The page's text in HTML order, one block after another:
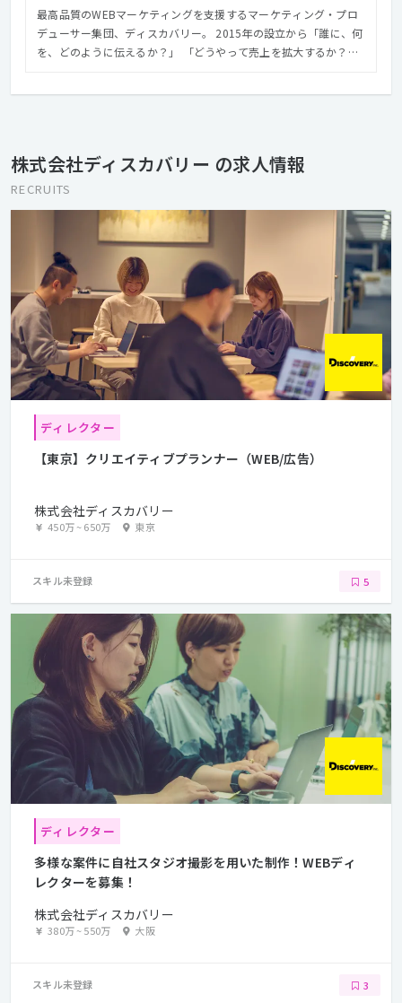
最高品質のWEBマーケティングを支援するマーケティング・プロ
デューサー集団、ディスカバリー。 2015年の設立から「誰に、何
を、どのように伝えるか？」 「どうやって売上を拡大するか？」
し、人々の生活を安心できるものにすることがビジョンだ。
株式会社ディスカバリー の求人情報
RECRUITS
ディレクター
【東京】クリエイティブプランナー（WEB/広告）
株式会社ディスカバリー
450万~650万 東京
スキル未登録 5
ディレクター
多様な案件に自社スタジオ撮影を用いた制作！WEBディ
レクターを募集！
株式会社ディスカバリー
380万~550万 大阪
スキル未登録 3